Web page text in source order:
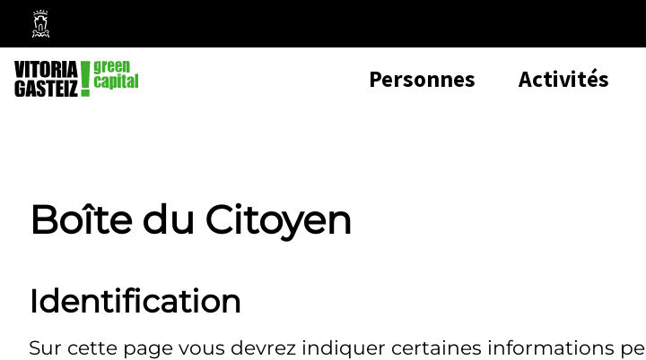
Mairie
de
Vitoria-
Gasteiz
Personnes Activités
Boîte du Citoyen
Identification
Sur cette page vous devrez indiquer certaines informations